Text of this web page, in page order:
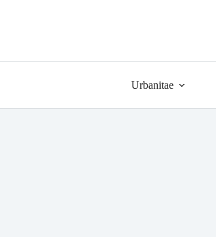
Urbanitae